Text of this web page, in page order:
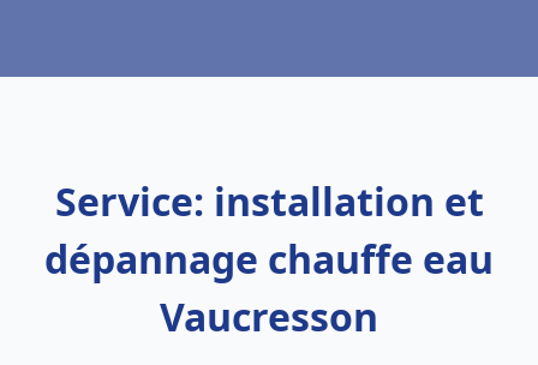
Service: installation et
dépannage chauffe eau
Vaucresson